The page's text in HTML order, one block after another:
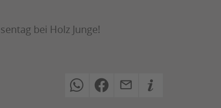
bei Holz Junge!